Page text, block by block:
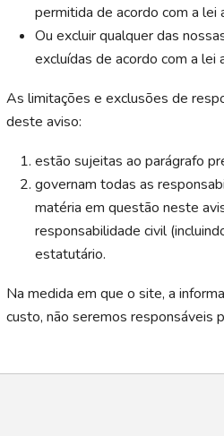
permitida de acordo com a lei
Ou excluir qualquer das
excluídas de acordo com a lei
As limitações e exclusões de
deste aviso:
estão sujeitas ao parágrafo
governam todas as
matéria em questão neste
responsabilidade civil
estatutário.
Na medida em que o site, a
custo, não seremos responsáveis